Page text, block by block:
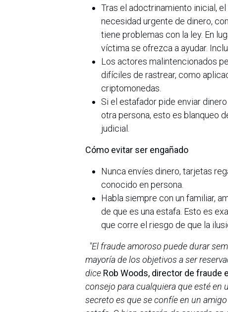
Tras el adoctrinamiento inicial,
necesidad urgente de dinero,
tiene problemas con la ley. En
víctima se ofrezca a ayudar.
Los actores malintencionados
difíciles de rastrear, como
criptomonedas.
Si el estafador pide enviar
otra persona, esto es blanqueo
judicial.
Cómo evitar ser engañado
Nunca envíes dinero, tarjetas
conocido en persona.
Habla siempre con un familiar,
de que es una estafa. Esto es
que corre el riesgo de que la
"El fraude amoroso puede durar
mayoría de los objetivos a ser
dice Rob Woods, director de fraude
consejo para cualquiera que esté en
secreto es que se confíe en un